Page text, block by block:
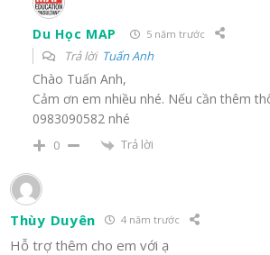
Du Học MAP 5 năm trước
Trả lời Tuấn Anh
Chào Tuấn Anh,
Cảm ơn em nhiều nhé. Nếu cần thêm
0983090582 nhé
0 Trả lời
Thùy Duyên 4 năm trước
Hỗ trợ thêm cho em với ạ